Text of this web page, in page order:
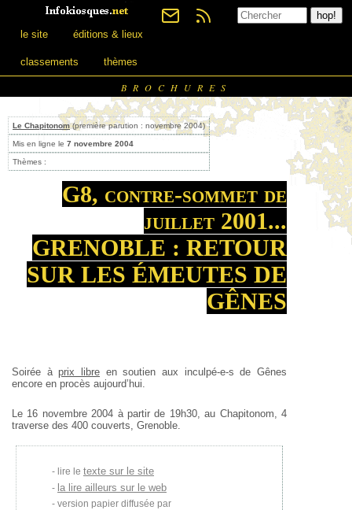
le site éditions & lieux
classements thèmes
BROCHURES
Le Chapitonom (première parution : novembre 2004)
Mis en ligne le 7 novembre 2004
Thèmes :
G8, contre-sommet de
juillet 2001...
GRENOBLE : RETOUR
SUR LES ÉMEUTES DE
GÊNES
Soirée àprix libre en soutien aux inculpé-e-s de Gênes
encore en procès aujourd’hui.
Le 16 novembre 2004 à partir de 19h30, au Chapitonom, 4
traverse des 400 couverts, Grenoble.
lire le texte sur le site
la lire ailleurs sur le web
version papier diffusée par